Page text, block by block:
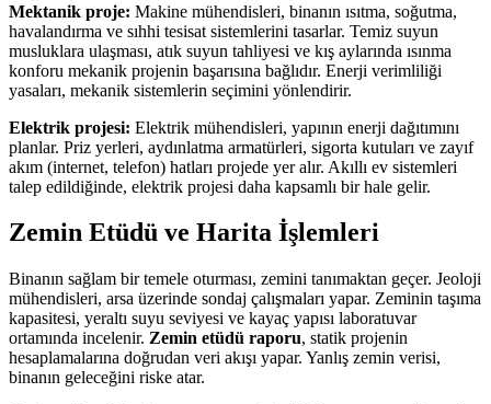
Mektanik proje: Makine mühendisleri, binanın ısıtma, soğutma,
havalandırma ve sıhhi tesisat sistemlerini tasarlar. Temiz suyun
musluklara ulaşması, atık suyun tahliyesi ve kış aylarında ısınma
konforu mekanik projenin başarısına bağlıdır. Enerji verimliliği
yasaları, mekanik sistemlerin seçimini yönlendirir.
Elektrik projesi: Elektrik mühendisleri, yapının enerji dağıtımını
planlar. Priz yerleri, aydınlatma armatürleri, sigorta kutuları ve zayıf
akım (internet, telefon) hatları projede yer alır. Akıllı ev sistemleri
talep edildiğinde, elektrik projesi daha kapsamlı bir hale gelir.
Zemin Etüdü ve Harita İşlemleri
Binanın sağlam bir temele oturması, zemini tanımaktan geçer. Jeoloji
mühendisleri, arsa üzerinde sondaj çalışmaları yapar. Zeminin taşıma
kapasitesi, yeraltı suyu seviyesi ve kayaç yapısı laboratuvar
ortamında incelenir. Zemin etüdü raporu, statik projenin
hesaplamalarına doğrudan veri akışı yapar. Yanlış zemin verisi,
binanın geleceğini riske atar.